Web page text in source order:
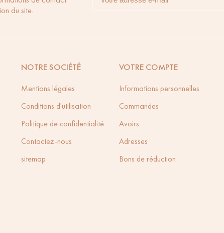
du site.
NOTRE SOCIÉTÉ
Mentions légales
Conditions d'utilisation
Politique de confidentialité
Contactez-nous
sitemap
VOTRE COMPTE
Informations personnelles
Commandes
Avoirs
Adresses
Bons de réduction